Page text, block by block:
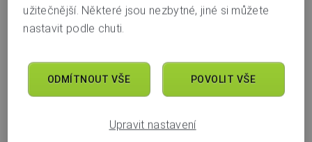
Banka plátce může také chtít vědět něco více o naší
International AG, BIC: RZBAATWW.
Poradna
užitečnější. Některé jsou nezbytné, jiné si můžete
nastavit podle chuti.
ODMÍTNOUT VŠE POVOLIT VŠE
Upravit nastavení